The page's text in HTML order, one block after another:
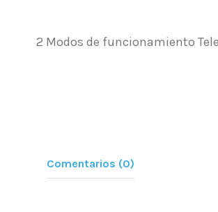
2 Modos de funcionamiento
Comentarios (0)